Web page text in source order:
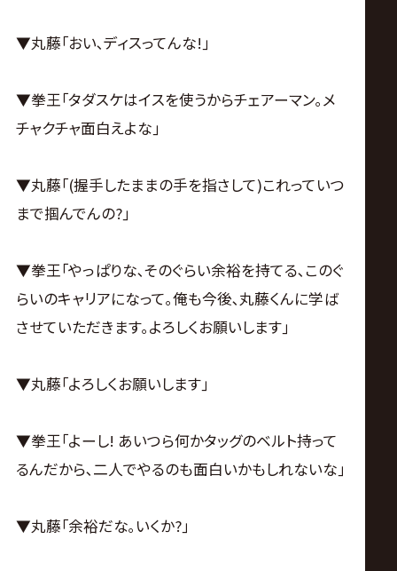
▼丸藤｢おい､ディスってんな!｣
▼拳王｢タダスケはイスを使うからチェアーマン｡メ
チャクチャ面白えよな｣
▼丸藤｢(握手したままの手を指さして)これっていつ
まで掴んでんの?｣
▼拳王｢やっぱりな､そのぐらい余裕を持てる､このぐ
らいのキャリアになって｡俺も今後､丸藤くんに学ば
させていただきます｡よろしくお願いします｣
▼丸藤｢よろしくお願いします｣
▼拳王｢よーし! あいつら何かタッグのベルト持って
るんだから､二人でやるのも面白いかもしれないな｣
▼丸藤｢余裕だな｡いくか?｣